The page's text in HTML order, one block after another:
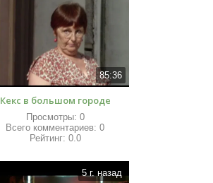
85:36
Кекс в большом городе
Просмотры: 0
Всего комментариев: 0
Рейтинг: 0.0
5 г. назад